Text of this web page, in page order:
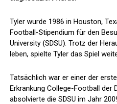
Tyler wurde 1986 in Houston,
Football-Stipendium für den
University (SDSU). Trotz der
leben, spielte Tyler das Spiel
Tatsächlich war er einer der
Erkrankung College-Football der
absolvierte die SDSU im Jahr